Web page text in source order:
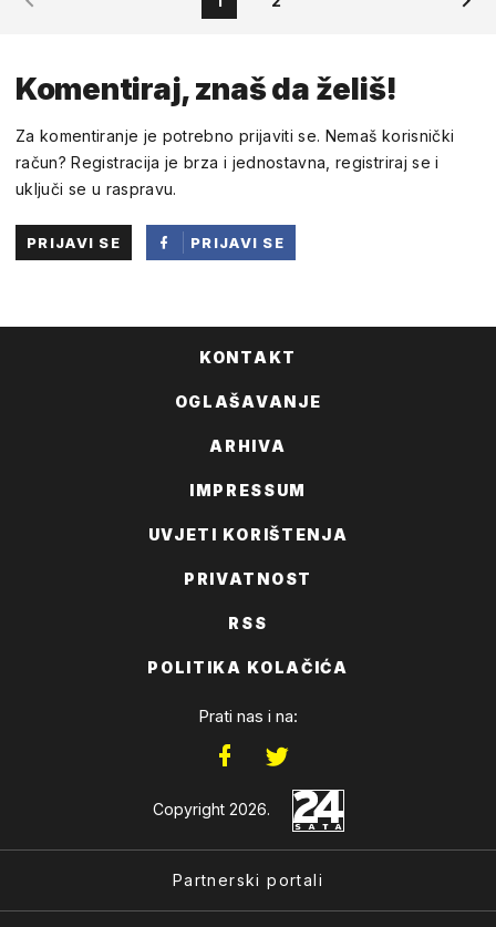
19:18 30.SRPANJ 2019.
vas sad 'ebu ko majmune
Komentiraj, znaš da želiš!
Za komentiranje je potrebno prijaviti se. Nemaš korisnički
račun? Registracija je brza i jednostavna, registriraj se i
uključi se u raspravu.
PRIJAVI SE
PRIJAVI SE
KONTAKT
OGLAŠAVANJE
ARHIVA
IMPRESSUM
UVJETI KORIŠTENJA
PRIVATNOST
RSS
POLITIKA KOLAČIĆA
Prati nas i na:
Copyright 2026.
Partnerski portali